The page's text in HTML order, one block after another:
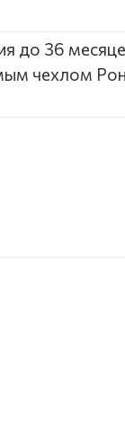
до 36
чехлом